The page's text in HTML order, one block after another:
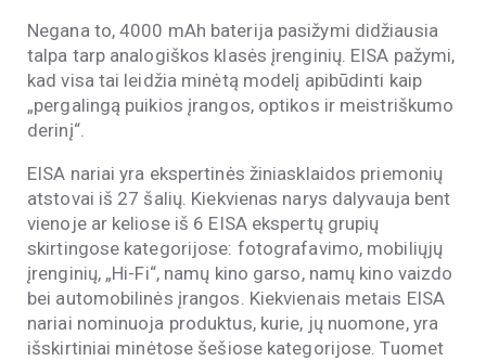
Negana to, 4000 mAh baterija pasižymi didžiausia
talpa tarp analogiškos klasės įrenginių. EISA pažymi,
kad visa tai leidžia minėtą modelį apibūdinti kaip
„pergalingą puikios įrangos, optikos ir meistriškumo
derinį“.
EISA nariai yra ekspertinės žiniasklaidos priemonių
atstovai iš 27 šalių. Kiekvienas narys dalyvauja bent
vienoje ar keliose iš 6 EISA ekspertų grupių
skirtingose kategorijose: fotografavimo, mobiliųjų
įrenginių, „Hi-Fi“, namų kino garso, namų kino vaizdo
bei automobilinės įrangos. Kiekvienais metais EISA
nariai nominuoja produktus, kurie, jų nuomone, yra
išskirtiniai minėtose šešiose kategorijose. Tuomet